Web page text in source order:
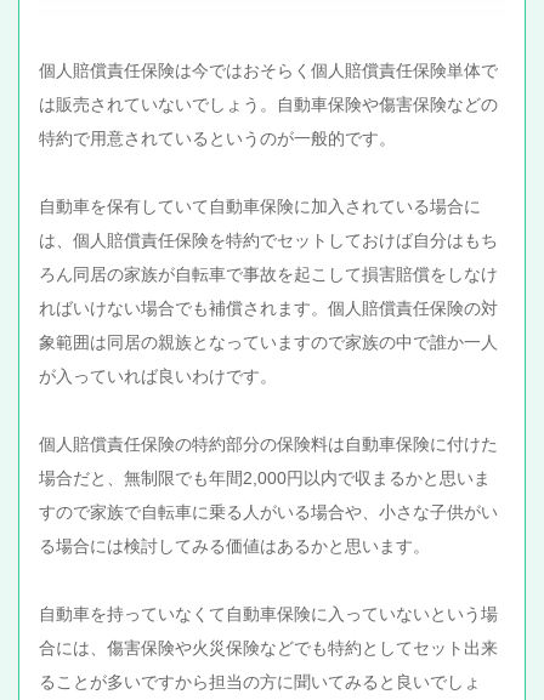
個人賠償責任保険は今ではおそらく個人賠償責任保険単体で
は販売されていないでしょう。自動車保険や傷害保険などの
特約で用意されているというのが一般的です。
自動車を保有していて自動車保険に加入されている場合に
は、個人賠償責任保険を特約でセットしておけば自分はもち
ろん同居の家族が自転車で事故を起こして損害賠償をしなけ
ればいけない場合でも補償されます。個人賠償責任保険の対
象範囲は同居の親族となっていますので家族の中で誰か一人
が入っていれば良いわけです。
個人賠償責任保険の特約部分の保険料は自動車保険に付けた
場合だと、無制限でも年間2,000円以内で収まるかと思いま
すので家族で自転車に乗る人がいる場合や、小さな子供がい
る場合には検討してみる価値はあるかと思います。
自動車を持っていなくて自動車保険に入っていないという場
合には、傷害保険や火災保険などでも特約としてセット出来
ることが多いですから担当の方に聞いてみると良いでしょ